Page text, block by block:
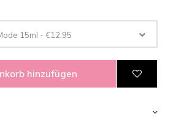
15ml - €12,95
hinzufügen